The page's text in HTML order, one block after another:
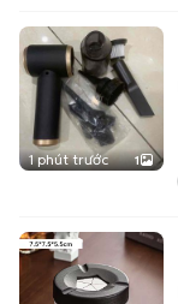
1 phút trước 1